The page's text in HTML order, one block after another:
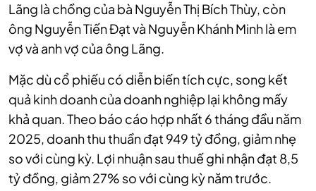
Lãng là chồng của bà Nguyễn Thị Bích Thùy, còn
ông Nguyễn Tiến Đạt và Nguyễn Khánh Minh là em
vợ và anh vợ của ông Lãng.
Mặc dù cổ phiếu có diễn biến tích cực, song kết
quả kinh doanh của doanh nghiệp lại không mấy
khả quan. Theo báo cáo hợp nhất 6 tháng đầu năm
2025, doanh thu thuần đạt 949 tỷ đồng, giảm nhẹ
so với cùng kỳ. Lợi nhuận sau thuế ghi nhận đạt 8,5
tỷ đồng, giảm 27% so với cùng kỳ năm trước.